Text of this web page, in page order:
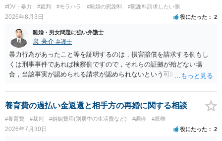
#DV・暴力 #裁判 #モラハラ #離婚の慰謝料 #慰謝料請求したい側
2026年8月3日 役にたった 2
離婚・男女問題に強い弁護士
泉 亮介 弁護士
暴力行為があったこと等を証明するのは，損害賠償を請求する側もし
くは刑事事件であれば検察側ですので，それらの証拠が殆どない場
合，当該事実が認められる請求が認められないという可能性はあるで
養育費の過払い金返還と相手方の再婚に関する相談
#養育費 #裁判 #婚姻費用(別居中の生活費など) #調停 #親権
2026年7月30日 役にたった 2